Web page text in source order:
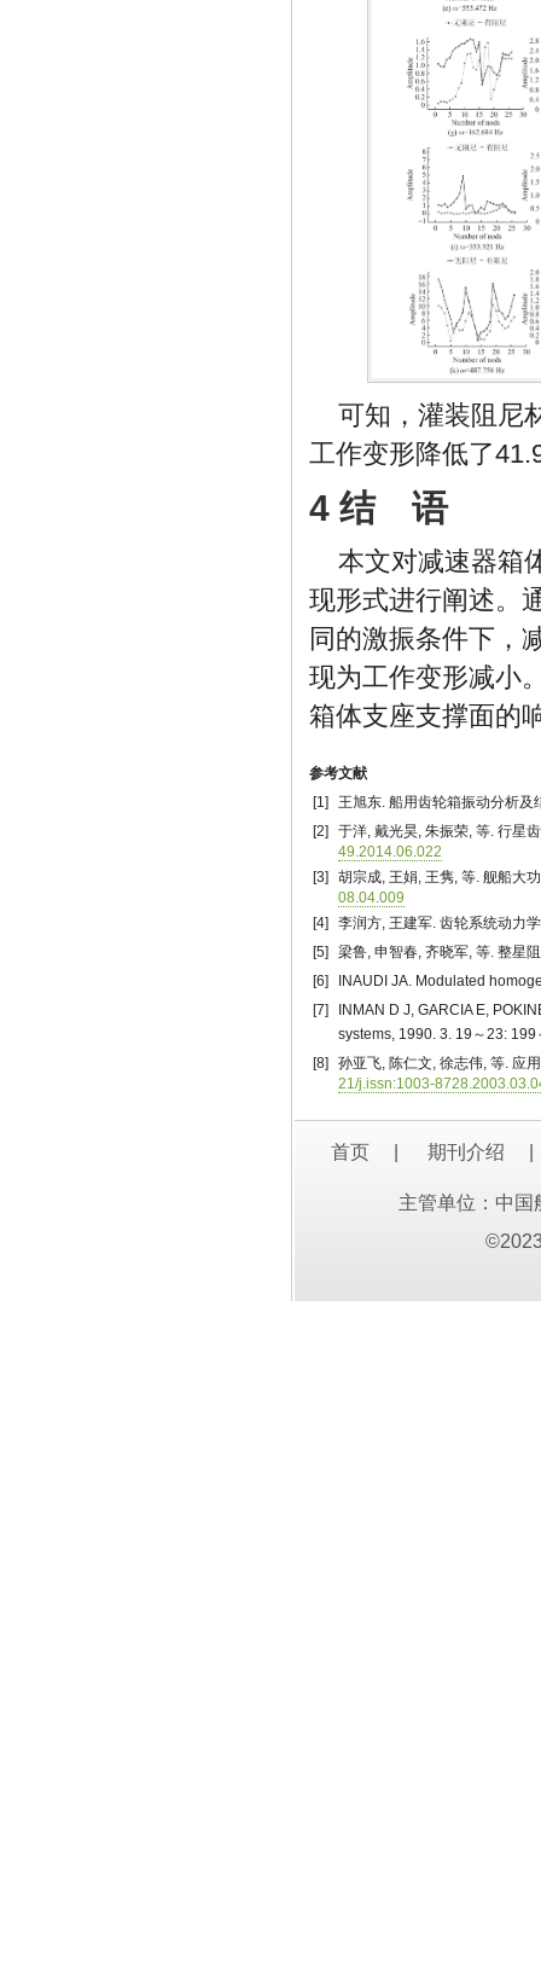
可知，灌装阻尼
工作变形降低了
4 结 语
本文对减速器箱
现形式进行阐述。
同的激振条件下，
现为工作变形减小
箱体支座支撑面的
参考文献
[1]
王旭东. 船用齿轮箱振动分析
[2]
于洋, 戴光昊, 朱振荣, 等. 行星
49.2014.06.022
[3]
胡宗成, 王娟, 王隽, 等. 舰船大
08.04.009
[4]
李润方, 王建军. 齿轮系统动力
[5]
梁鲁, 申智春, 齐晓军, 等. 整星
[6]
INAUDI JA. Modulated
[7]
INMAN D J, GARCIA E,
systems, 1990. 3. 19～23: 199
[8]
孙亚飞, 陈仁文, 徐志伟, 等. 应
21/j.issn:1003-